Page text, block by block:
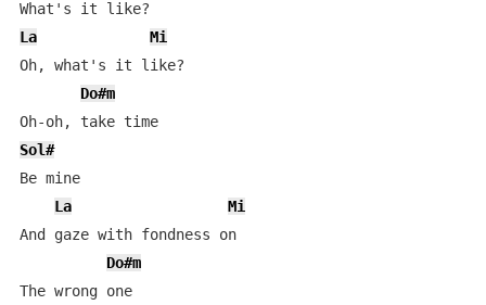
La
Mi
Oh, what's it like?
Do#m
Oh-oh, take time
Sol#
Be mine
La
Mi
And gaze with fondness on
Do#m
The wrong one